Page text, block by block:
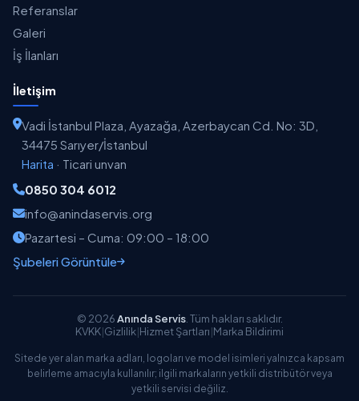
Referanslar
Galeri
İş İlanları
İletişim
Vadi İstanbul Plaza, Ayazağa, Azerbaycan Cd. No: 3D,
34475 Sarıyer/İstanbul
Harita · Ticari unvan
0850 304 6012
info@anindaservis.org
Pazartesi – Cuma: 09:00 – 18:00
Şubeleri Görüntüle
© 2026Anında Servis. Tüm hakları saklıdır.
KVKK|Gizlilik|Hizmet Şartları|Marka Bildirimi
Sitede yer alan marka adları, logoları ve model isimleri yalnızca kapsam
belirleme amacıyla kullanılır; ilgili markaların yetkili distribütör veya
yetkili servisi değiliz.